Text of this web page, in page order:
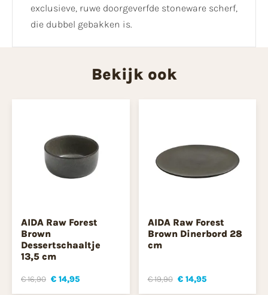
exclusieve, ruwe doorgeverfde stoneware scherf,
die dubbel gebakken is.
Bekijk ook
AIDA Raw Forest
Brown
Dessertschaaltje
13,5 cm
€ 16,90 € 14,95
AIDA Raw Forest
Brown Dinerbord 28
cm
€ 19,90 € 14,95